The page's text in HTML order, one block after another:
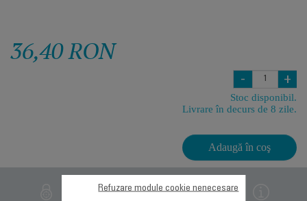
36,40 RON
- +
Stoc disponibil.
Livrare în decurs de 8 zile.
Adaugă în coş
Refuzare module cookie nenecesare